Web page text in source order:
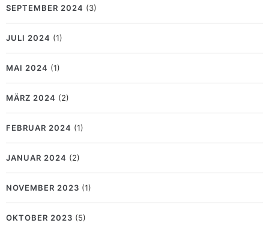
SEPTEMBER 2024 (3)
JULI 2024 (1)
MAI 2024 (1)
MÄRZ 2024 (2)
FEBRUAR 2024 (1)
JANUAR 2024 (2)
NOVEMBER 2023 (1)
OKTOBER 2023 (5)